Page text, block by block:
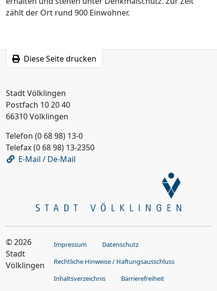
zählt der Ort rund 900 Einwohner.
Diese Seite drucken
Stadt Völklingen
Postfach 10 20 40
66310 Völklingen
Telefon (0 68 98) 13-0
Telefax (0 68 98) 13-2350
E-Mail / De-Mail
© 2026
Stadt
Völklingen
Impressum
Datenschutz
Rechtliche Hinweise / Haftungsausschluss
Inhaltsverzeichnis
Barrierefreiheit